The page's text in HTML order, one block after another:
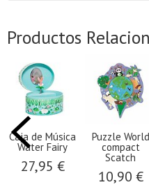
Productos
Caja de Música
Water Fairy
27,95 €
Puzzle World
compact
Scatch
10,90 €